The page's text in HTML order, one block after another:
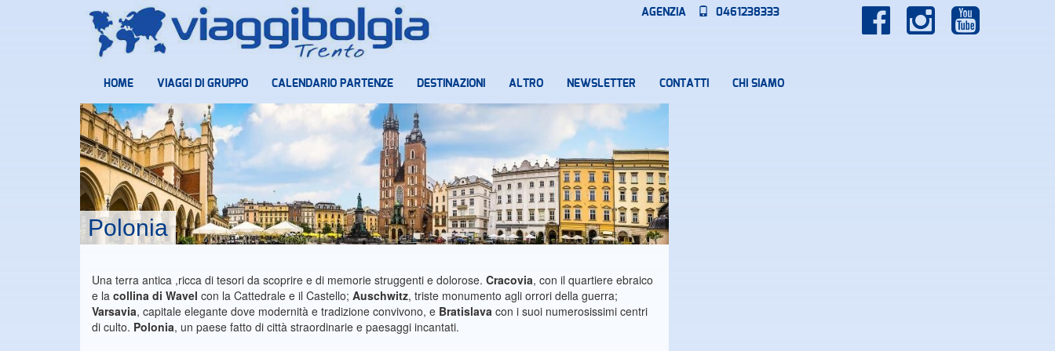
AGENZIA 0461238333
HOME VIAGGI DI GRUPPO CALENDARIO PARTENZE DESTINAZIONI ALTRO NEWSLETTER CONTATTI CHI SIAMO
Polonia
Una terra antica ,ricca di tesori da scoprire e di memorie struggenti e dolorose. Cracovia, con il quartiere ebraico
e la collina di Wavel con la Cattedrale e il Castello; Auschwitz, triste monumento agli orrori della guerra;
Varsavia, capitale elegante dove modernità e tradizione convivono, e Bratislava con i suoi numerosissimi centri
di culto. Polonia, un paese fatto di città straordinarie e paesaggi incantati.